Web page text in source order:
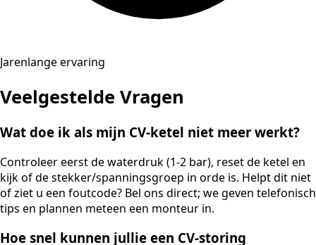
Jarenlange ervaring
Veelgestelde Vragen
Wat doe ik als mijn CV-ketel niet meer werkt?
Controleer eerst de waterdruk (1-2 bar), reset de ketel en
kijk of de stekker/spanningsgroep in orde is. Helpt dit niet
of ziet u een foutcode? Bel ons direct; we geven telefonisch
tips en plannen meteen een monteur in.
Hoe snel kunnen jullie een CV-storing